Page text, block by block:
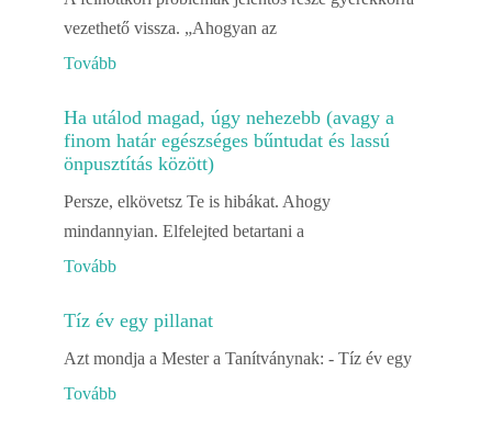
vezethető vissza. „Ahogyan az
Tovább
Ha utálod magad, úgy nehezebb (avagy a
finom határ egészséges bűntudat és lassú
önpusztítás között)
Persze, elkövetsz Te is hibákat. Ahogy
mindannyian. Elfelejted betartani a
Tovább
Tíz év egy pillanat
Azt mondja a Mester a Tanítványnak: - Tíz év egy
Tovább